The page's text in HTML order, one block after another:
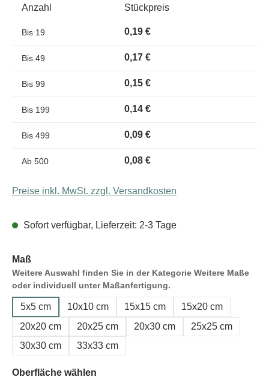
Anzahl Stückpreis
Bis 19 0,19 €
Bis 49 0,17 €
Bis 99 0,15 €
Bis 199 0,14 €
Bis 499 0,09 €
Ab 500 0,08 €
Preise inkl. MwSt. zzgl. Versandkosten
Sofort verfügbar, Lieferzeit: 2-3 Tage
Maß
Weitere Auswahl finden Sie in der Kategorie Weitere Maße
oder individuell unter Maßanfertigung.
5x5 cm 10x10 cm 15x15 cm
15x20 cm
20x20 cm
20x25 cm 20x30 cm
25x25 cm
30x30 cm
33x33 cm
Oberfläche wählen